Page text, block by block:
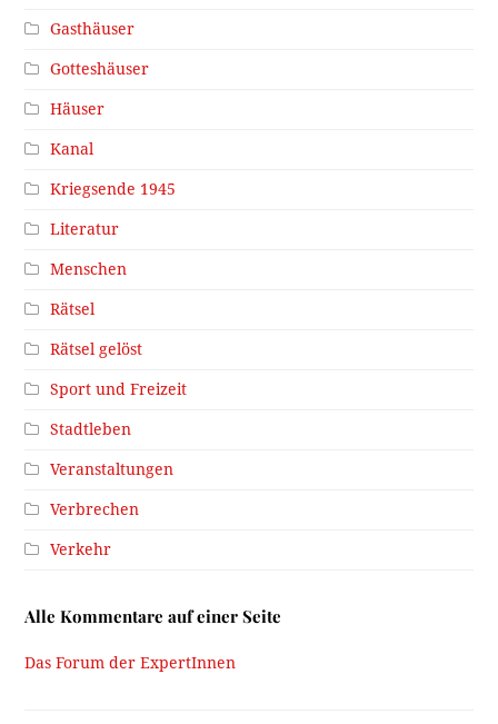
Gasthäuser
Gotteshäuser
Häuser
Kanal
Kriegsende 1945
Literatur
Menschen
Rätsel
Rätsel gelöst
Sport und Freizeit
Stadtleben
Veranstaltungen
Verbrechen
Verkehr
Alle Kommentare auf einer Seite
Das Forum der ExpertInnen